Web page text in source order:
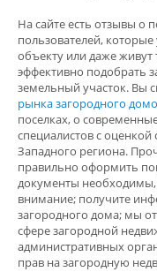
На сайте есть отзывы о
пользователей,
объекту или даже
эффективно подобрать
земельный участок. Вы
рынка загородного
поселках, о
специалистов с
Западного региона.
правильно оформить
документы необходимы,
внимание; получите
загородного дома; мы
сфере загородной
административных
прав на загородную